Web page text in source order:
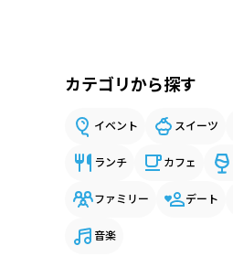
カテゴリから探す
イベント スイーツ
ランチ カフェ
ファミリー デート
音楽